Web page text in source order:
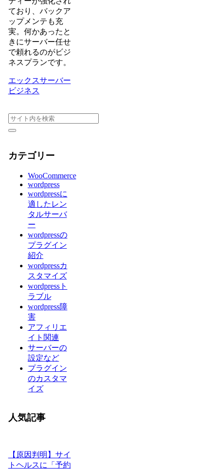
ており、バックア
ップメンテも充
実。何かあったと
きにサーバー任せ
で頼れるのがビジ
ネスプランです。
エックスサーバー
ビジネス
カテゴリー
WooCommerce
wordpress
wordpressに
適したレン
タルサーバ
ー
wordpressの
プラグイン
紹介
wordpressカ
スタマイズ
wordpressト
ラブル
wordpress障
害
アフィリエ
イト関連
サーバーの
設定など
プラグイン
のカスタマ
イズ
人気記事
【原因判明】サイ
トヘルスに「予約